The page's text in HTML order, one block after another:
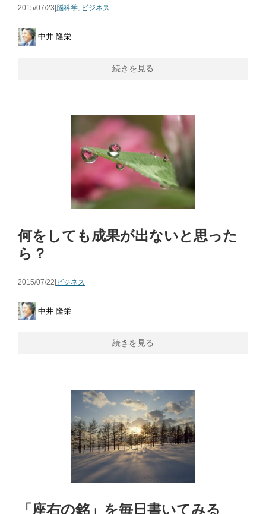
2015/07/23| 脳科学, ビジネス
中井 隆栄
続きを見る
何をしても成果が出ないと思った
ら？
2015/07/22| ビジネス
中井 隆栄
続きを見る
「座右の銘」を毎日書いてみる